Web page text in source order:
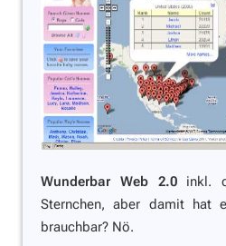
Wunderbar Web 2.0inkl.
Sternchen, aber damit hat
brauchbar? Nö.